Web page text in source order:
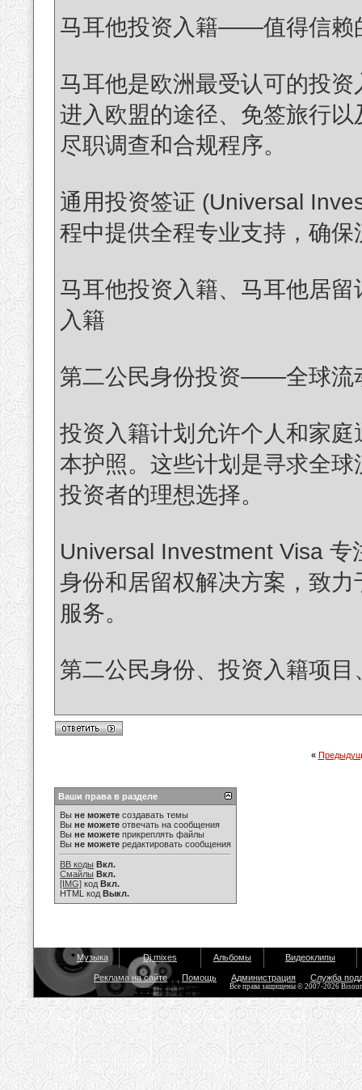
马耳他投资入籍——值得信赖
马耳他是欧洲最受认可的投
进入欧盟的途径、免签旅行
尽职调查和合规程序。
通用投资签证 (Universal
程中提供全程专业支持，确
马耳他投资入籍、马耳他居
入籍
第二公民身份投资——全球流
投资入籍计划允许个人和家
本护照。这些计划是寻求全
投资者的理想选择。
Universal Investment Visa
身份和居留权解决方案，致
服务。
第二公民身份、投资入籍项
«
Ваши права в разделе
Вы не можете создавать темы
Вы не можете отвечать на сообщения
Вы не можете прикреплять файлы
Вы не можете редактировать сообщения
BB коды Вкл.
Смайлы Вкл.
[IMG] код Вкл.
HTML код Выкл.
Музыка Dj mixes Альбомы Видеоклипы
Реклама на сайте Помощь Администрация Служба
Все права защищены © 2007-2026